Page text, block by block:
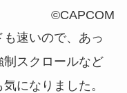
©CAPCOM
速いので、あっ
制スクロールなど
になりました。